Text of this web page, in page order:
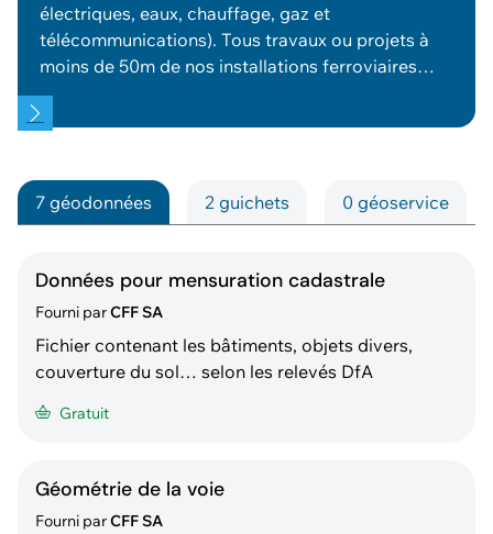
électriques, eaux, chauffage, gaz et
télécommunications). Tous travaux ou projets à
moins de 50m de nos installations ferroviaires
doit faire l'objet d'une demande: Autorisation de
travaux/projets en voisinage des chemins de fer
risation-de-travaux-projets-en-voisinage.html
7 géodonnées 2 guichets 0 géoservice
Données pour mensuration cadastrale
Fourni parCFF SA
Fichier contenant les bâtiments, objets divers,
couverture du sol… selon les relevés DfA
Gratuit
Géométrie de la voie
Fourni parCFF SA